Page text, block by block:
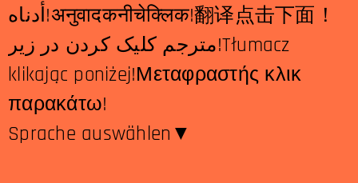
أدناه!अनुवादकनीचेक्लिक!翻译点击下面！
مترجم کلیک کردن در زیر!Tłumacz
klikając poniżej!Μεταφραστής κλικ
παρακάτω!
Sprache auswählen​▼